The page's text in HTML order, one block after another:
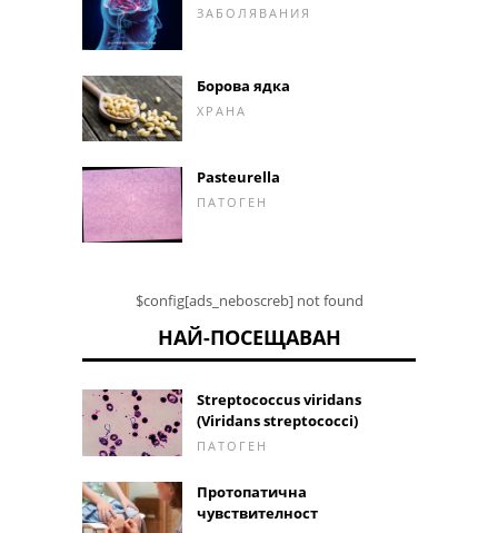
ЗАБОЛЯВАНИЯ
Борова ядка
ХРАНА
Pasteurella
ПАТОГЕН
$config[ads_neboscreb] not found
НАЙ-ПОСЕЩАВАН
Streptococcus viridans
(Viridans streptococci)
ПАТОГЕН
Протопатична
чувствителност